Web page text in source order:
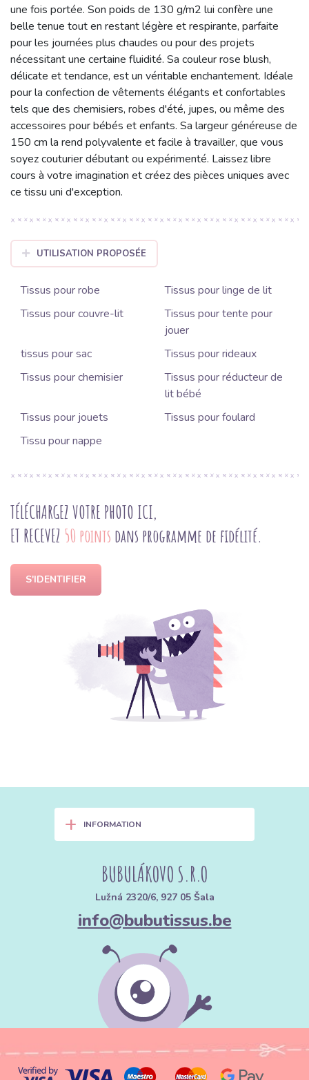
une fois portée. Son poids de 130 g/m2 lui confère une
belle tenue tout en restant légère et respirante, parfaite
pour les journées plus chaudes ou pour des projets
nécessitant une certaine fluidité. Sa couleur rose blush,
délicate et tendance, est un véritable enchantement. Idéale
pour la confection de vêtements élégants et confortables
tels que des chemisiers, robes d'été, jupes, ou même des
accessoires pour bébés et enfants. Sa largeur généreuse de
150 cm la rend polyvalente et facile à travailler, que vous
soyez couturier débutant ou expérimenté. Laissez libre
cours à votre imagination et créez des pièces uniques avec
ce tissu uni d'exception.
UTILISATION PROPOSÉE
Tissus pour robe
Tissus pour linge de lit
Tissus pour couvre-lit
Tissus pour tente pour
jouer
tissus pour sac
Tissus pour rideaux
Tissus pour chemisier
Tissus pour réducteur de
lit bébé
Tissus pour jouets
Tissus pour foulard
Tissu pour nappe
TÉLÉCHARGEZ VOTRE PHOTO ICI,
ET RECEVEZ 50 points dans programme de fidélité.
S'IDENTIFIER
+ INFORMATION
BUBULÁKOVO S.R.O
Lužná 2320/6, 927 05 Šala
info@bubutissus.be